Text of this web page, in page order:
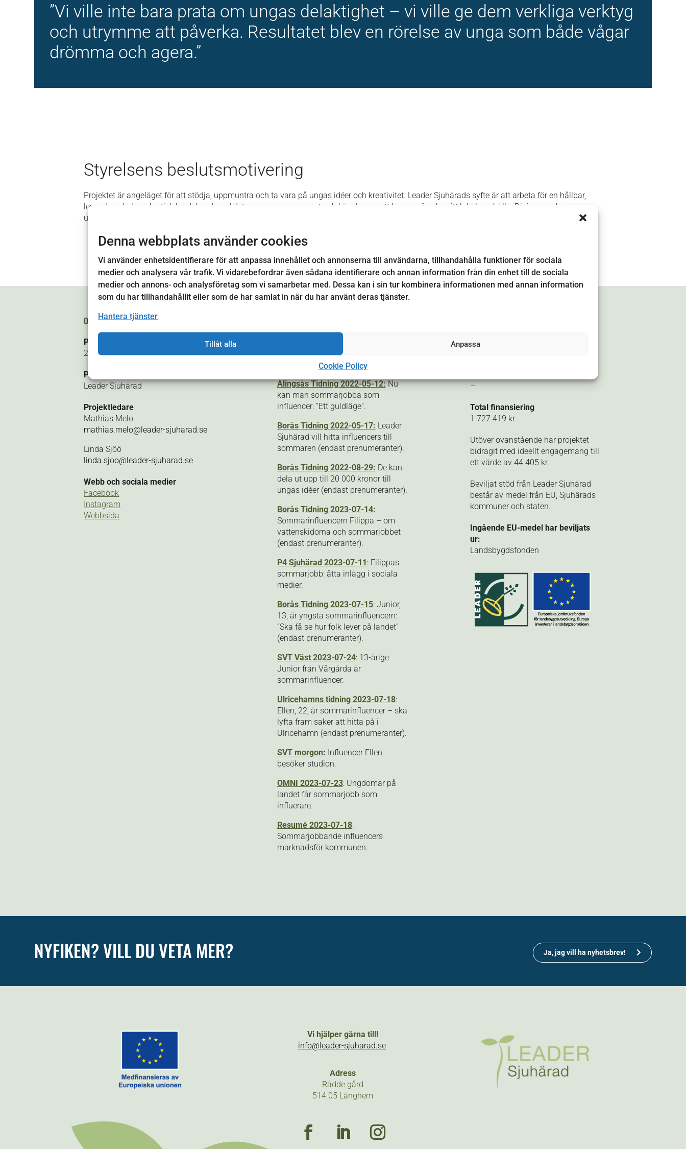
Denna webbplats använder cookies
Vi använder enhetsidentifierare för att anpassa innehållet och annonserna till användarna, tillhandahålla funktioner för sociala
medier och analysera vår trafik. Vi vidarebefordrar även sådana identifierare och annan information från din enhet till de sociala
medier och annons- och analysföretag som vi samarbetar med. Dessa kan i sin tur kombinera informationen med annan information
som du har tillhandahållit eller som de har samlat in när du har använt deras tjänster.
Hantera tjänster
Tillåt alla Anpassa
Cookie Policy
”Vi ville inte bara prata om ungas delaktighet – vi ville ge dem verkliga verktyg
och utrymme att påverka. Resultatet blev en rörelse av unga som både vågar
drömma och agera.”
Styrelsens beslutsmotivering
Projektet är angeläget för att stödja, uppmuntra och ta vara på ungas idéer och kreativitet. Leader Sjuhärads syfte är att arbeta för en hållbar,
levande och demokratisk landsbygd med det unga engagemanget och känslan av att kunna påverka sitt lokalsamhälle. Därigenom kan
ungdomars delaktighet, samverkan och entreprnörskap stärkas i området.
OM PROJEKTET
Projektperiod
2022-2023
Projektägare
Leader Sjuhärad
Projektledare
Mathias Melo
mathias.melo@leader-sjuharad.se
Linda Sjöö
linda.sjoo@leader-sjuharad.se
Webb och sociala medier
Facebook
Instagram
Webbsida
sommarjobbet – här söker man
sommarinfluencers.
Alingsås Tidning 2022-05-12: Nu
kan man sommarjobba som
influencer: ”Ett guldläge”.
Borås Tidning 2022-05-17: Leader
Sjuhärad vill hitta influencers till
sommaren (endast prenumeranter).
Borås Tidning 2022-08-29: De kan
dela ut upp till 20 000 kronor till
ungas idéer (endast prenumeranter).
Borås Tidning 2023-07-14:
Sommarinfluencern Filippa – om
vattenskidorna och sommarjobbet
(endast prenumeranter).
P4 Sjuhärad 2023-07-11: Filippas
sommarjobb: åtta inlägg i sociala
medier.
Borås Tidning 2023-07-15: Junior,
13, är yngsta sommarinfluencern:
“Ska få se hur folk lever på landet”
(endast prenumeranter).
SVT Väst 2023-07-24: 13-årige
Junior från Vårgårda är
sommarinfluencer.
Ulricehamns tidning 2023-07-18:
Ellen, 22, är sommarinfluencer – ska
lyfta fram saker att hitta på i
Ulricehamn (endast prenumeranter).
SVT morgon: Influencer Ellen
besöker studion.
OMNI 2023-07-23: Ungdomar på
landet får sommarjobb som
influerare.
Resumé 2023-07-18:
Sommarjobbande influencers
marknadsför kommunen.
Leaderstöd
–
Total finansiering
1 727 419 kr
Utöver ovanstående har projektet
bidragit med ideellt engagemang till
ett värde av 44 405 kr.
Beviljat stöd från Leader Sjuhärad
består av medel från EU, Sjuhärads
kommuner och staten.
Ingående EU-medel har beviljats
ur:
Landsbygdsfonden
NYFIKEN? VILL DU VETA MER? Ja, jag vill ha nyhetsbrev!
Vi hjälper gärna till!
info@leader-sjuharad.se
Adress
Rådde gård
514 05 Länghem